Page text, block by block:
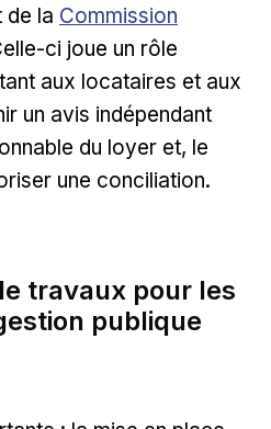
de la Lien externe
Commission
ci joue un rôle
aux locataires et aux
un avis indépendant
du loyer et, le
une conciliation.
travaux pour les
publique